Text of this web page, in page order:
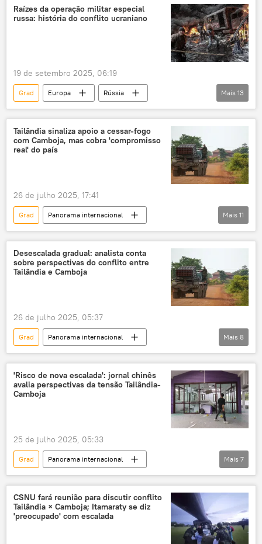
República Popular de Donetsk
Carcóvia
Forças Armadas da Ucrânia
Raízes da operação militar especial
russa: história do conflito ucraniano
19 de setembro 2025, 06:19
Grad Europa
Rússia
Viktor Yanukovich
Vladimir Putin
Pyotr Poroshenko
Donetsk
Ucrânia
RPD
Organização para a Segurança e Cooperação na Europa (OSCE)
Smerch
Constituição
Mais 13
Tailândia sinaliza apoio a cessar-fogo
com Camboja, mas cobra 'compromisso
real' do país
26 de julho 2025, 17:41
Grad
Panorama internacional
Ásia e Oceania
Mundo
Donald Trump
Hun Sen
Camboja
Tailândia
Bangkok
Força Aérea
Mais 11
Desescalada gradual: analista conta
sobre perspectivas do conflito entre
Tailândia e Camboja
26 de julho 2025, 05:37
Grad
Panorama internacional
Ásia e Oceania
Mundo
Anwar Ibrahim
Tailândia
Camboja
Malásia
Associação de Nações do Sudeste Asiático (ASEAN)
Mais 8
'Risco de nova escalada': jornal chinês
avalia perspectivas da tensão Tailândia-
Camboja
25 de julho 2025, 05:33
Grad
Panorama internacional
Ásia e Oceania
Defesa
Bangkok
Camboja
Tailândia
Global Times
F-16
Mais 7
CSNU fará reunião para discutir conflito
Tailândia × Camboja; Itamaraty se diz
'preocupado' com escalada